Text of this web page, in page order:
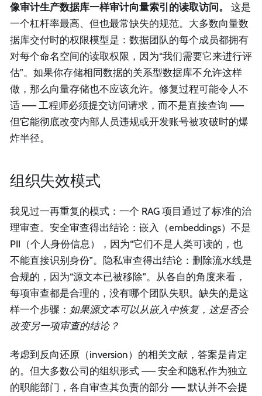
像审计生产数据库一样审计向量索引的读取访问。
这是
一个杠杆率最高、但也最常缺失的规范。大多数向量数
据库交付时的权限模型是：数据团队的每个成员都拥有
对每个命名空间的读取权限，因为“我们需要它来进行评
估”。如果你存储相同数据的关系型数据库不允许这样
做，那么向量存储也不应该允许。修复过程可能令人不
适 —— 工程师必须提交访问请求，而不是直接查询 ——
但它能彻底改变内部人员违规或开发账号被攻破时的爆
炸半径。
组织失效模式
我见过一再重复的模式：一个 RAG 项目通过了标准的治
理审查。安全审查得出结论：嵌入（embeddings）不是
PII（个人身份信息），因为“它们不是人类可读的，也
不能直接识别身份”。隐私审查得出结论：删除流水线是
合规的，因为“源文本已被移除”。从各自的角度来看，
每项审查都是合理的，没有哪个团队失职。缺失的是这
样一个步骤： 如果源文本可以从嵌入中恢复，这是否会
改变另一项审查的结论？
考虑到反向还原（inversion）的相关文献，答案是肯定
的。但大多数公司的组织形式 —— 安全和隐私作为独立
的职能部门，各自审查其负责的部分 —— 默认并不会提